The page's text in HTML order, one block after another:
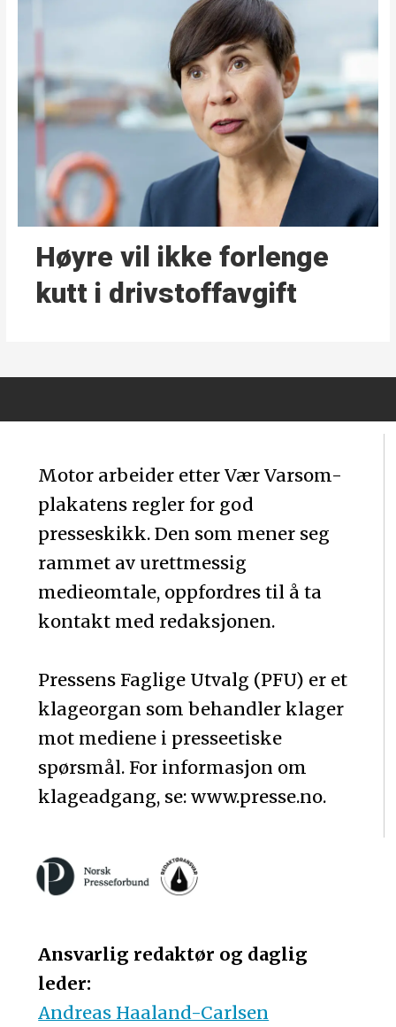
Høyre vil ikke forlenge
kutt i drivstoffavgift
Motor arbeider etter Vær Varsom-
plakatens regler for god
presseskikk. Den som mener seg
rammet av urettmessig
medieomtale, oppfordres til å ta
kontakt med redaksjonen.
Pressens Faglige Utvalg (PFU) er et
klageorgan som behandler klager
mot mediene i presseetiske
spørsmål. For informasjon om
klageadgang, se: www.presse.no.
Ansvarlig redaktør og daglig
leder:
Andreas Haaland-Carlsen